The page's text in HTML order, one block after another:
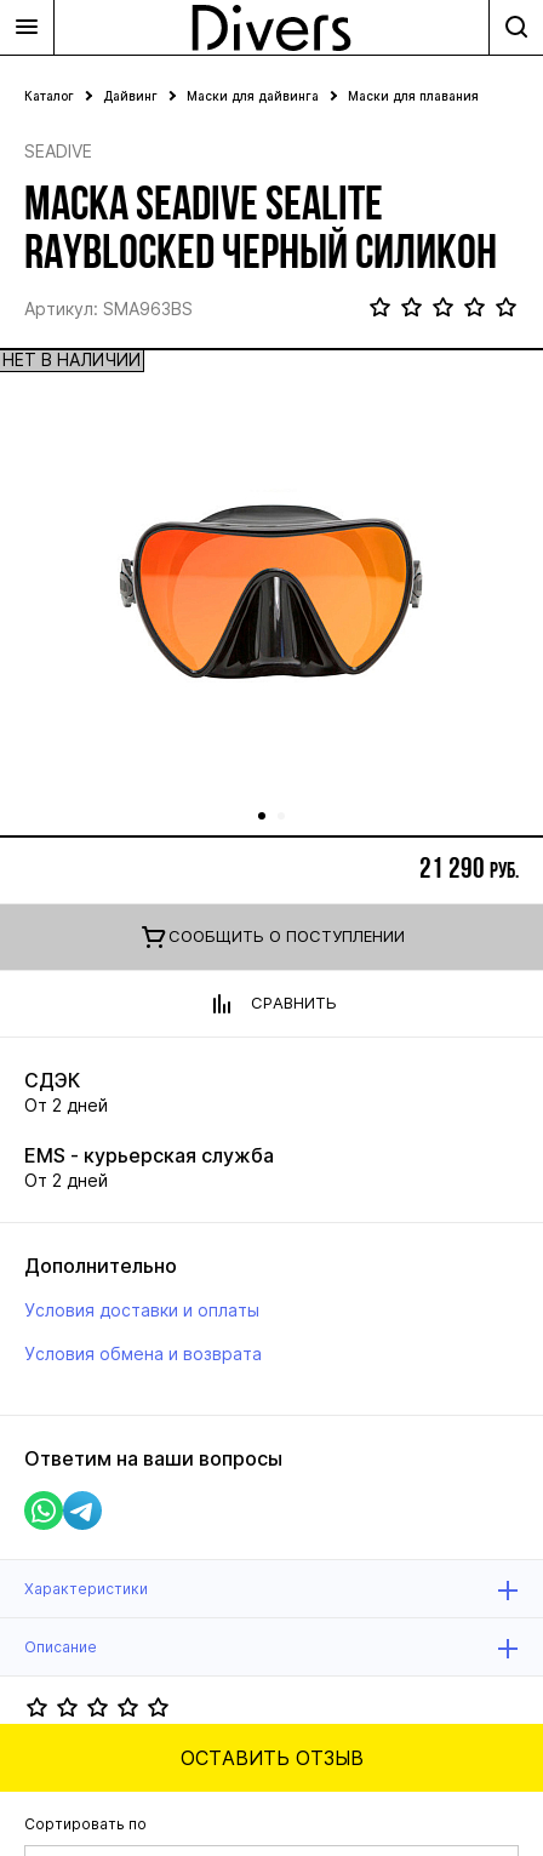
Каталог Дайвинг Маски для дайвинга Маски для плавания
SEADIVE
МАСКА SEADIVE SEALITE
RAYBLOCKED ЧЕРНЫЙ СИЛИКОН
Артикул: SMA963BS
НЕТ В НАЛИЧИИ
21 290 руб.
CООБЩИТЬ О ПОСТУПЛЕНИИ
СРАВНИТЬ
СДЭК
От 2 дней
EMS - курьерская служба
От 2 дней
Дополнительно
Условия доставки и оплаты
Условия обмена и возврата
Ответим на ваши вопросы
Характеристики
Описание
ОСТАВИТЬ ОТЗЫВ
Сортировать по